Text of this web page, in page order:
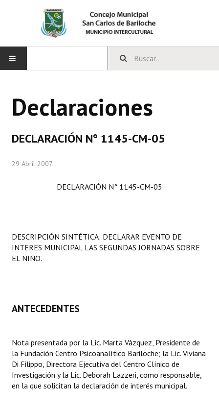
CONCEJO
Comisiones Especiales
LEGISLACIÓN
Carta Orgánica 2007
Digesto
Organigrama
Declaraciones
DECLARACIÓN N° 1145-CM-05
29 Abril 2007
DECLARACIÓN N° 1145-CM-05
DESCRIPCIÓN SINTÉTICA: DECLARAR EVENTO DE
INTERES MUNICIPAL LAS SEGUNDAS JORNADAS SOBRE
EL NIÑO.
ANTECEDENTES
Nota presentada por la Lic. Marta Vázquez, Presidente de
la Fundación Centro Psicoanalítico Bariloche; la Lic. Viviana
Di Filippo, Directora Ejecutiva del Centro Clínico de
Investigación y la Lic. Deborah Lazzeri, como responsable,
en la que solicitan la declaración de interés municipal.